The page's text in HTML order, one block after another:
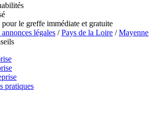
le greffe immédiate et gratuite
légales /Pays de la Loire /Mayenne
pratiques